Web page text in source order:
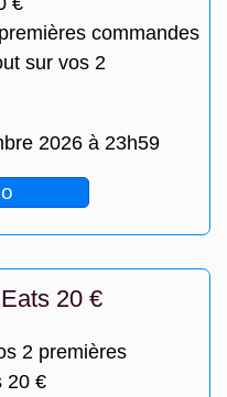
commandes
sur vos 2
2026 à 23h59
20 €
2 premières
20 €